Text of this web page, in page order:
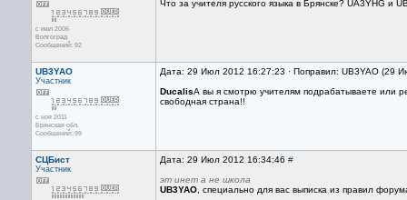
с июл 2006
Волгоград
Сообщений: 92
Что за учителя русского языка в Брянске? UA3YHG
UB3YAO
Участник
с ноя 2011
Брянская обл.
Сообщений: 99
Дата: 29 Июл 2012 16:27:23 · Поправил: UB3YAO (29
DucalisА вы я смотрю учителям подрабатываете или
свободная страна!!
СЦБист
Участник
Дата: 29 Июл 2012 16:34:46 #
эт инет а не школа
UB3YAO , специально для вас выписка из правил